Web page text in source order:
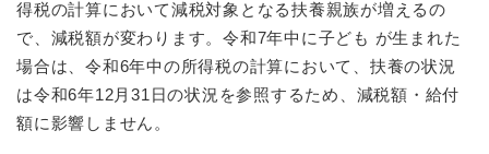
得税の計算において減税対象となる扶養親族が増えるの
で、減税額が変わります。令和7年中に子ども が生まれた
場合は、令和6年中の所得税の計算において、扶養の状況
は令和6年12月31日の状況を参照するため、減税額・給付
額に影響しません。